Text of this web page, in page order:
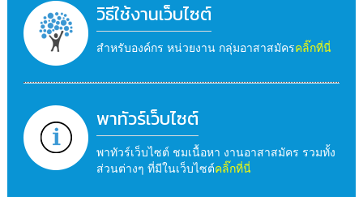
วิธีใช้งานเว็บไซต์
สำหรับองค์กร หน่วยงาน กลุ่มอาสาสมัครคลิ๊กที่นี่
พาทัวร์เว็บไซต์
พาทัวร์เว็บไซต์ ชมเนื้อหา งานอาสาสมัคร รวมทั้ง
ส่วนต่างๆ ที่มีในเว็บไซต์คลิ๊กที่นี่